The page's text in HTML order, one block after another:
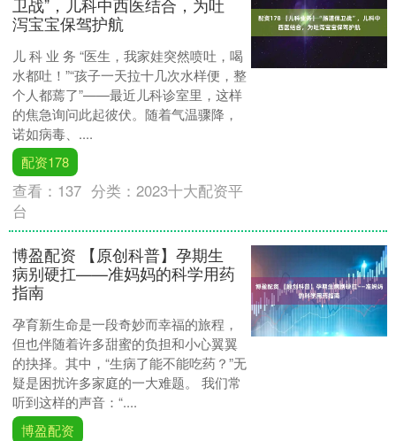
卫战”，儿科中西医结合，为吐
泻宝宝保驾护航
儿 科 业 务 “医生，我家娃突然喷吐，喝
水都吐！”“孩子一天拉十几次水样便，整
个人都蔫了”——最近儿科诊室里，这样
的焦急询问此起彼伏。随着气温骤降，
诺如病毒、....
配资178
查看： 137 分类：2023十大配资平
台
博盈配资 【原创科普】孕期生
病别硬扛——准妈妈的科学用药
指南
孕育新生命是一段奇妙而幸福的旅程，
但也伴随着许多甜蜜的负担和小心翼翼
的抉择。其中，“生病了能不能吃药？”无
疑是困扰许多家庭的一大难题。 我们常
听到这样的声音：“....
博盈配资